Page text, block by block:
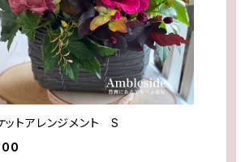
ットアレンジメント S